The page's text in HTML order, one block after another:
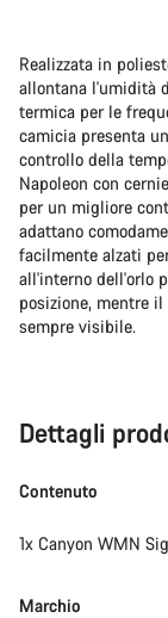
Realizzata in
allontana l'umidità
termica per le
camicia presenta
controllo della
Napoleon con
per un migliore
adattano
facilmente alzati
all'interno dell'orlo
posizione, mentre
sempre visibile.
Dettagli
Contenuto
1x Canyon WMN
Marchio